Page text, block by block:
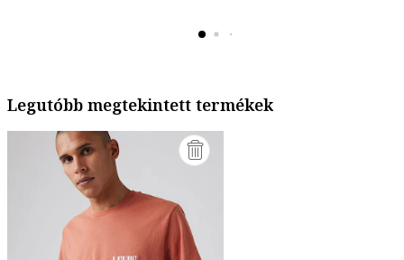
Legutóbb megtekintett termékek